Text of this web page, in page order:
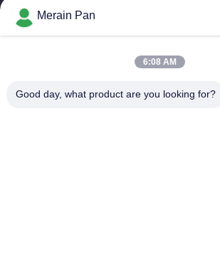
DongGuan Misung ছাঁচ ইস্পাত কোং লিমিটেড সরবরাহ
কাজ ইস্পাত, ঠান্ডা কাজ ইস্পাত, খাদ কাঠামোগত ইস্পাত
গুরুত্বপূর্ণ সংযোগ
পণ্য
VR প্রদর্শন
আমাদের সম্পর্কে
Merain Pan
6:08 AM
Good day, what product are you looking for?